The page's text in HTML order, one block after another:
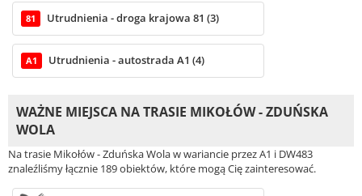
81 Utrudnienia - droga krajowa 81 (3)
A1 Utrudnienia - autostrada A1 (4)
WAŻNE MIEJSCA NA TRASIE MIKOŁÓW - ZDUŃSKA
WOLA
Na trasie Mikołów - Zduńska Wola w wariancie przez A1 i DW483
znaleźliśmy łącznie 189 obiektów, które mogą Cię zainteresować.